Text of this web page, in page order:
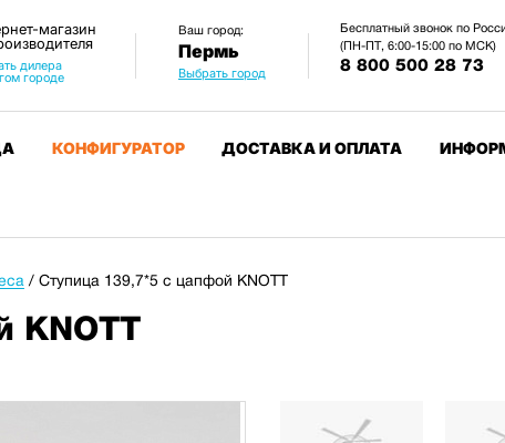
магазин
дилера
городе
Ваш город:
Пермь
Выбрать город
Бесплатный звонок по
(ПН-ПТ, 6:00-15:00 по МСК)
8 800 500 28 73
КОНФИГУРАТОР ДОСТАВКА И ОПЛАТА
/ Ступица 139,7*5 с цапфой KNOTT
KNOTT